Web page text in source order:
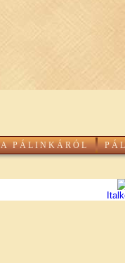
A PÁLINKÁRÓL